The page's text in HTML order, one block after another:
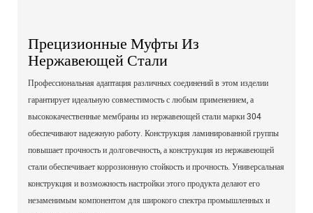
Прецизионные Муфты Из
Нержавеющей Стали
Профессиональная адаптация различных соединений в этом изделии
гарантирует идеальную совместимость с любым применением, а
высококачественные мембраны из нержавеющей стали марки 304
обеспечивают надежную работу. Конструкция ламинированной группы
повышает прочность и долговечность, а конструкция из нержавеющей
стали обеспечивает коррозионную стойкость и прочность. Универсальная
конструкция и возможность настройки этого продукта делают его
незаменимым компонентом для широкого спектра промышленных и